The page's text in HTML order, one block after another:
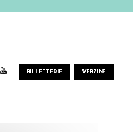
BILLETTERIE WEBZINE